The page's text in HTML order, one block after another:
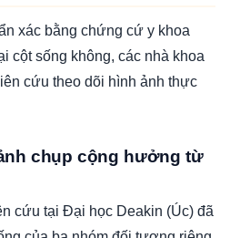
xác bằng chứng cứ y khoa
cột sống không, các nhà khoa
cứu theo dõi hình ảnh thực
chụp cộng hưởng từ
cứu tại Đại học Deakin (Úc) đã